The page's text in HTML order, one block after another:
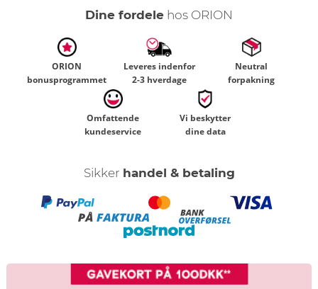
Dine fordele hos ORION
ORION
bonusprogrammet
Leveres indenfor
2-3 hverdage
Neutral
forpakning
Omfattende
kundeservice
Vi beskytter
dine data
Sikker handel & betaling